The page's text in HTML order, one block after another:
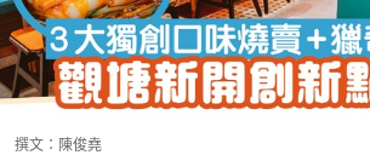
撰文： 陳俊堯